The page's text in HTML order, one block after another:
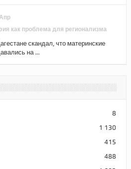
как проблема для регионализма
скандал, что материнские
на ...
8
1 130
415
488